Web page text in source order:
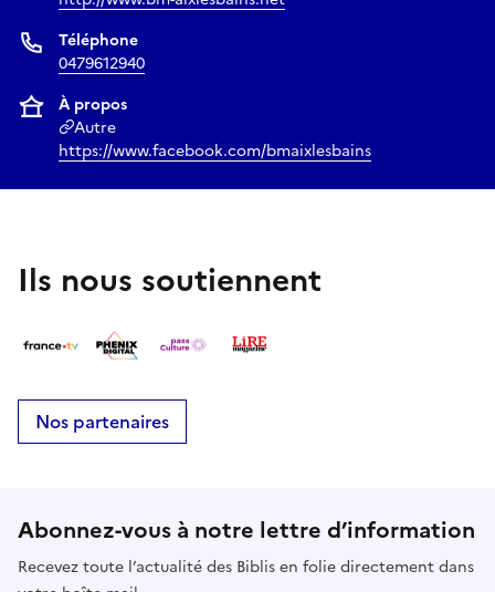
Téléphone
0479612940
À propos
Autre
https://www.facebook.com/bmaixlesbains
Ils nous soutiennent
Nos partenaires
Abonnez-vous à notre lettre d’information
Recevez toute l’actualité des Biblis en folie directement dans